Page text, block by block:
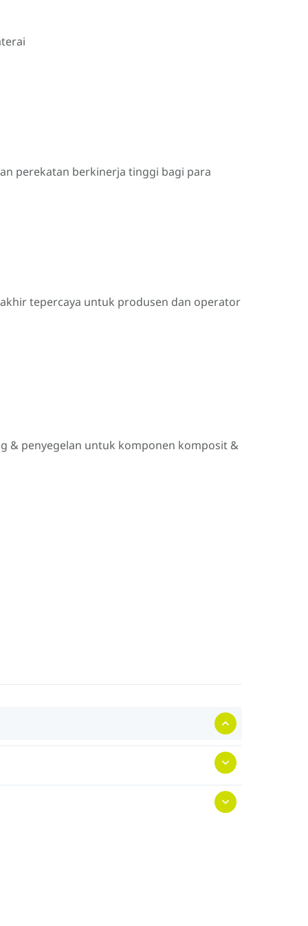
perekatan berkinerja tinggi bagi para
tepercaya untuk produsen dan operator
& penyegelan untuk komponen komposit &